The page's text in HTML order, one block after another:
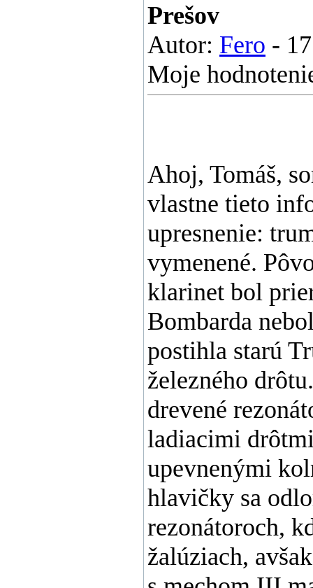
Prešov
Autor: Fero -
Moje
Ahoj, Tomáš,
vlastne tieto
upresnenie:
vymenené.
klarinet bol
Bombarda
postihla starú
železného
drevené
ladiacimi
upevnenými
hlavičky sa
rezonátoroch,
žalúziach,